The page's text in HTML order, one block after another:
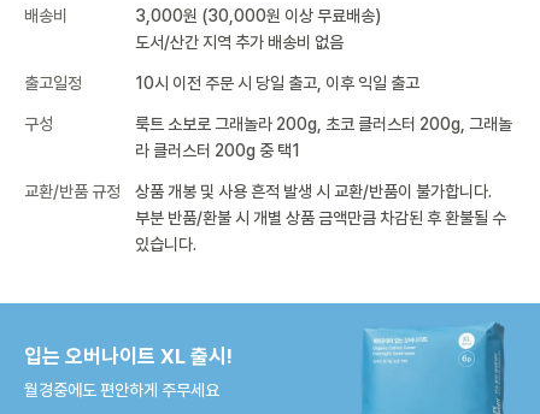
배송비
3,000원 (30,000원 이상 무료배송)
도서/산간 지역 추가 배송비 없음
출고일정 10시 이전 주문 시 당일 출고, 이후 익일 출고
구성
룩트 소보로 그래놀라 200g, 초코 클러스터 200g, 그래놀
라 클러스터 200g 중 택1
교환/반품 규정
상품 개봉 및 사용 흔적 발생 시 교환/반품이 불가합니다.
부분 반품/환불 시 개별 상품 금액만큼 차감된 후 환불될 수
있습니다.
입는 오버나이트 XL 출시!
월경중에도 편안하게 주무세요